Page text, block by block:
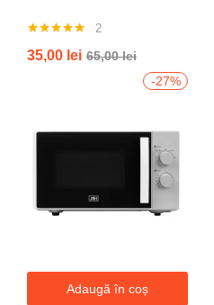
5.00din 5
2
35,00 lei 65,00lei
-27%
Adaugă în coș